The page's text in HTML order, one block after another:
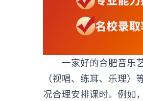
一家好的合肥音乐
（视唱、练耳、乐理
况合理安排课时。例如